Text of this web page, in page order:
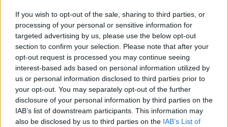
If you wish to opt-out of the sale, sharing to third parties, or
processing of your personal or sensitive information for
targeted advertising by us, please use the below opt-out
section to confirm your selection. Please note that after your
opt-out request is processed you may continue seeing
interest-based ads based on personal information utilized by
us or personal information disclosed to third parties prior to
your opt-out. You may separately opt-out of the further
disclosure of your personal information by third parties on the
IAB’s list of downstream participants. This information may
also be disclosed by us to third parties on the IAB’s List of
In evidenza